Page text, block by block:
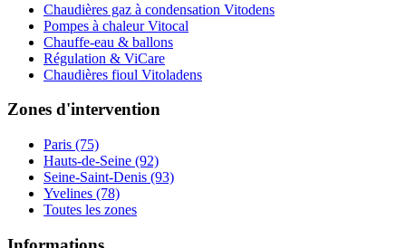
Chaudières gaz à condensation Vitodens
Pompes à chaleur Vitocal
Chauffe-eau & ballons
Régulation & ViCare
Chaudières fioul Vitoladens
Zones d'intervention
Paris (75)
Hauts-de-Seine (92)
Seine-Saint-Denis (93)
Yvelines (78)
Toutes les zones